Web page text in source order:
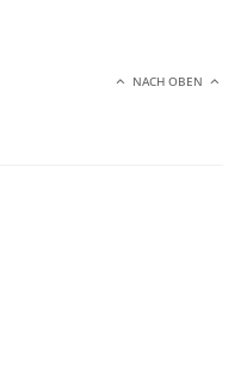
NACH OBEN